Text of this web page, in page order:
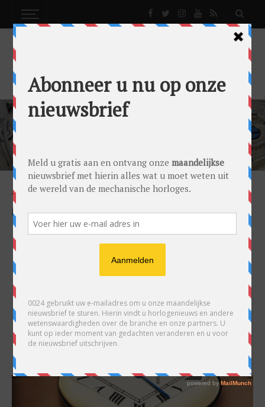
NEWS
CARTIER PEBBLE: VOLTREFFER IN HET
HART VAN HET PARIJSE HUIS
on